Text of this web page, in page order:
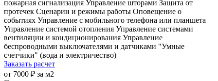
пожарная сигнализация Управление шторами Защита от
протечек Сценарии и режимы работы Оповещение о
событиях Управление с мобильного телефона или планшета
Управление системой отопления Управление системами
вентиляции и кондиционирования Управление
беспроводными выключателями и датчиками "Умные
счетчики" (вода и электричество)
Заказать расчет
от 7000 ₽ за м2